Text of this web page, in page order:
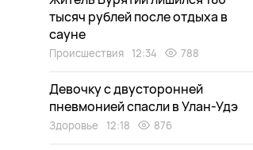
тысяч рублей после отдыха в
сауне
Происшествия 12:34 788
Девочку с двусторонней
пневмонией спасли в Улан-Удэ
Здоровье 12:18 876